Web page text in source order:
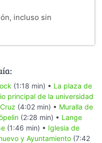
incluso sin
(1:18 min) • La plaza de
principal de la universidad
(4:02 min) • Muralla de
(2:28 min) • Lange
(1:46 min) • Iglesia de
y Ayuntamiento (7:42